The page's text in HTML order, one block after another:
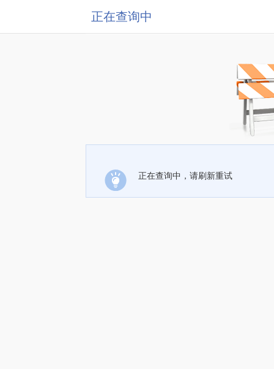
正在查询中
正在查询中，请刷新重试